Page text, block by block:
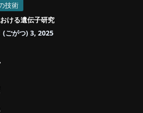
技術
ける遺伝子研究
ごがつ) 3, 2025